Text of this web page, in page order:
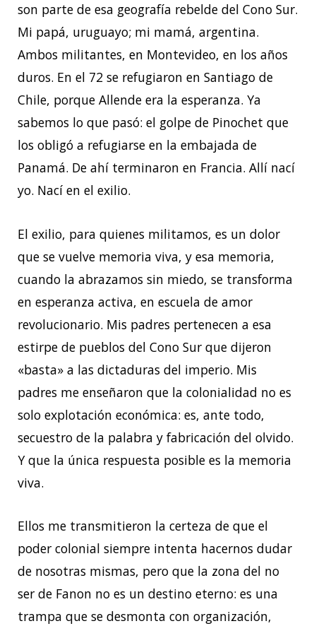
son parte de esa geografía rebelde del Cono Sur.
Mi papá, uruguayo; mi mamá, argentina.
Ambos militantes, en Montevideo, en los años
duros. En el 72 se refugiaron en Santiago de
Chile, porque Allende era la esperanza. Ya
sabemos lo que pasó: el golpe de Pinochet que
los obligó a refugiarse en la embajada de
Panamá. De ahí terminaron en Francia. Allí nací
yo. Nací en el exilio.
El exilio, para quienes militamos, es un dolor
que se vuelve memoria viva, y esa memoria,
cuando la abrazamos sin miedo, se transforma
en esperanza activa, en escuela de amor
revolucionario. Mis padres pertenecen a esa
estirpe de pueblos del Cono Sur que dijeron
«basta» a las dictaduras del imperio. Mis
padres me enseñaron que la colonialidad no es
solo explotación económica: es, ante todo,
secuestro de la palabra y fabricación del olvido.
Y que la única respuesta posible es la memoria
viva.
Ellos me transmitieron la certeza de que el
poder colonial siempre intenta hacernos dudar
de nosotras mismas, pero que la zona del no
ser de Fanon no es un destino eterno: es una
trampa que se desmonta con organización,